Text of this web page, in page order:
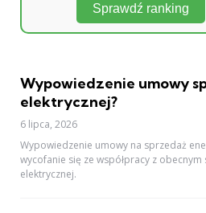
Sprawdź ranking
Wypowiedzenie umowy
elektrycznej?
6 lipca, 2026
Wypowiedzenie umowy na sprzedaż
wycofanie się ze współpracy z
elektrycznej.